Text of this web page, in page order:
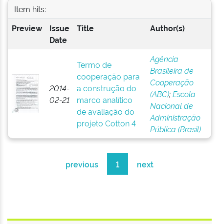
Item hits:
Preview
Issue
Date
Title Author(s)
2014-
02-21
Termo de
cooperação para
a construção do
marco analítico
de avaliação do
projeto Cotton 4
Agência
Brasileira de
Cooperação
(ABC);Escola
Nacional de
Administração
Pública (Brasil)
previous 1 next